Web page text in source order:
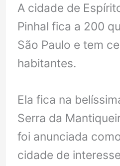
A cidade de
Pinhal fica a 200
São Paulo e tem
habitantes.
Ela fica na
Serra da
foi anunciada
cidade de